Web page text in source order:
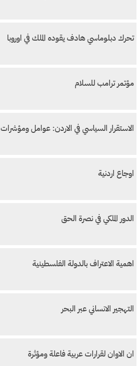
تحرك دبلوماسي هادف يقوده الملك في اوروبا
مؤتمر ترامب للسلام
الاستقرار السياسي في الاردن: عوامل ومؤشرات
اوجاع اردنية
الدور الملكي في نصرة الحق
اهمية الاعتراف بالدولة الفلسطينية
التهجير الانساني عبر البحر
ان الاوان لقرارات عربية فاعلة ومؤثرة